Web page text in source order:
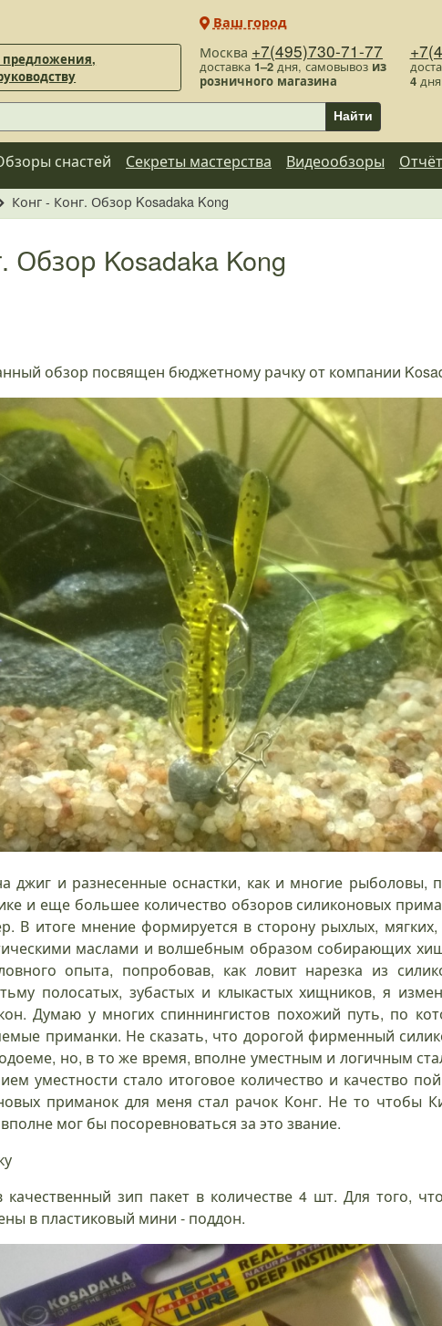
Москва +7(495)730-71-77
доставка 1–2дня, самовывоз из
розничного магазина
4дня
Ваш город
Найти
снастей Секреты мастерства Видеообзоры
Конг - Конг. Обзор Kosadaka Kong
Обзор Kosadaka Kong
обзор посвящен бюджетному рачку от компании
джиг и разнесенные оснастки, как и многие рыболовы,
и еще большее количество обзоров силиконовых
В итоге мнение формируется в сторону рыхлых,
маслами и волшебным образом собирающих
опыта, попробовав, как ловит нарезка из
полосатых, зубастых и клыкастых хищников, я
Думаю у многих спиннингистов похожий путь, по
приманки. Не сказать, что дорогой фирменный
но, в то же время, вполне уместным и логичным
уместности стало итоговое количество и качество
приманок для меня стал рачок Конг. Не то чтобы
мог бы посоревноваться за это звание.
качественный зип пакет в количестве 4 шт. Для того,
в пластиковый мини - поддон.